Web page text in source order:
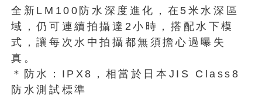
全新LM100防水深度進化，在5米水深區
域，仍可連續拍攝達2小時，搭配水下模
式，讓每次水中拍攝都無須擔心過曝失
真。
＊防水：IPX8，相當於日本JIS Class8
防水測試標準